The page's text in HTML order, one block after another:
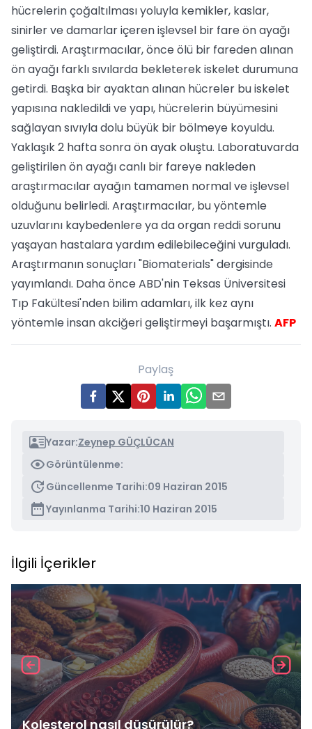
hücrelerin çoğaltılması yoluyla kemikler, kaslar,
sinirler ve damarlar içeren işlevsel bir fare ön ayağı
geliştirdi. Araştırmacılar, önce ölü bir fareden alınan
ön ayağı farklı sıvılarda bekleterek iskelet durumuna
getirdi. Başka bir ayaktan alınan hücreler bu iskelet
yapısına nakledildi ve yapı, hücrelerin büyümesini
sağlayan sıvıyla dolu büyük bir bölmeye koyuldu.
Yaklaşık 2 hafta sonra ön ayak oluştu. Laboratuvarda
geliştirilen ön ayağı canlı bir fareye nakleden
araştırmacılar ayağın tamamen normal ve işlevsel
olduğunu belirledi. Araştırmacılar, bu yöntemle
uzuvlarını kaybedenlere ya da organ reddi sorunu
yaşayan hastalara yardım edilebileceğini vurguladı.
Araştırmanın sonuçları "Biomaterials" dergisinde
yayımlandı. Daha önce ABD'nin Teksas Üniversitesi
Tıp Fakültesi'nden bilim adamları, ilk kez aynı
yöntemle insan akciğeri geliştirmeyi başarmıştı. AFP
Paylaş
Yazar:Zeynep GÜÇLÜCAN
Görüntülenme:
Güncellenme Tarihi:09 Haziran 2015
Yayınlanma Tarihi:10 Haziran 2015
İlgili İçerikler
Kolesterol nasıl düşürülür?